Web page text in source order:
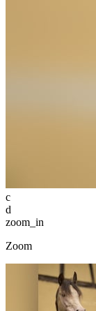
c
d
zoom_in
Zoom